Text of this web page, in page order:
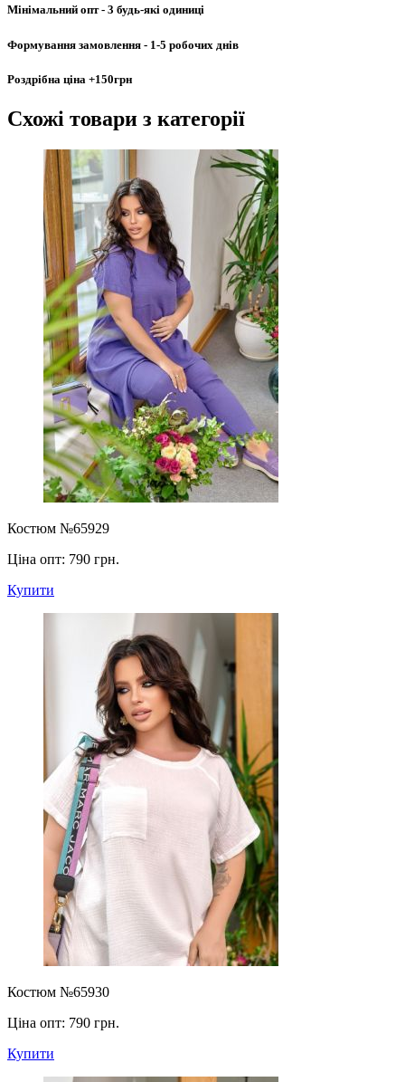
Мінімальний опт- 3 будь-які одиниці
Формування замовлення - 1-5 робочих днів
Роздрібна ціна +150грн
Схожі товари з категорії
Костюм №65929
Ціна опт: 790 грн.
Купити
Костюм №65930
Ціна опт: 790 грн.
Купити